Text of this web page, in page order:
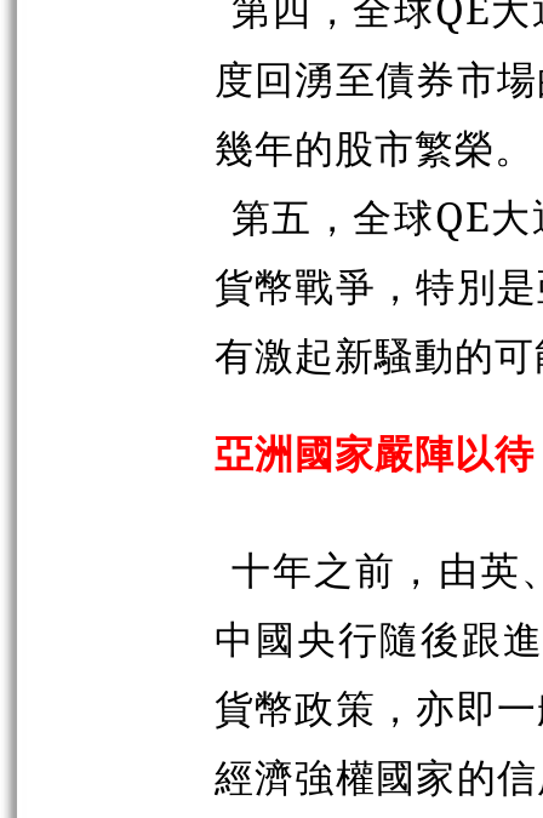
度回湧至債券市
幾年的股市繁榮。
第五，全球QE
貨幣戰爭，特別
有激起新騷動的
亞洲國家嚴陣以待
十年之前，由英
中國央行隨後跟
貨幣政策，亦即
經濟強權國家的